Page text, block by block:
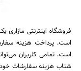
فروشگاه اینترنتی
است. پرداخت هزینه
است. تمامی کاربران
شتاب هزینه سفارشات خود